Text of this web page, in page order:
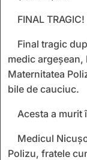
FINAL
Final tragic
medic
Maternitatea
bile de cauciuc.
Acesta a murit
Medicul
Polizu, fratele